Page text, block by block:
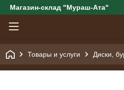
Магазин-склад "Мураш-Ата"
Товары и услуги Диски,